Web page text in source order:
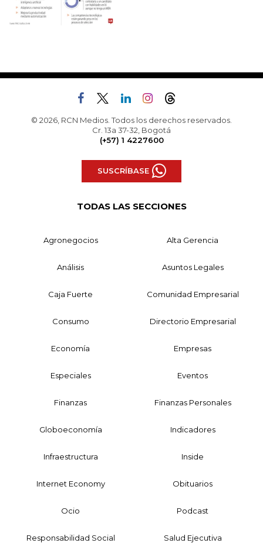
© 2026, RCN Medios. Todos los derechos reservados.
Cr. 13a 37-32, Bogotá
(+57) 1 4227600
SUSCRÍBASE
TODAS LAS SECCIONES
Agronegocios Alta Gerencia
Análisis Asuntos Legales
Caja Fuerte Comunidad Empresarial
Consumo Directorio Empresarial
Economía Empresas
Especiales Eventos
Finanzas Finanzas Personales
Globoeconomía Indicadores
Infraestructura Inside
Internet Economy Obituarios
Ocio Podcast
Responsabilidad Social Salud Ejecutiva